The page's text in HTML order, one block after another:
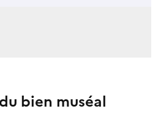
bien muséal